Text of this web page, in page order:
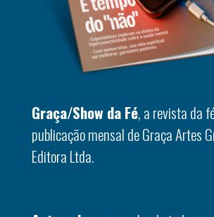
Graça/Show da Fé, a revista da
publicação mensal de Graça Artes
Editora Ltda.